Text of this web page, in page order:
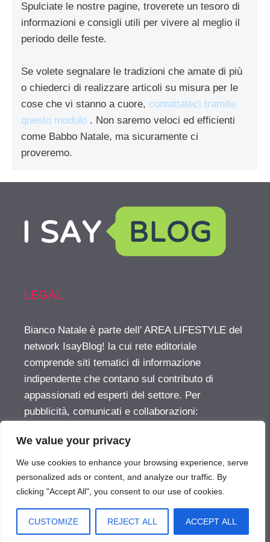
We value your privacy
We use cookies to enhance your browsing experience, serve
personalized ads or content, and analyze our traffic. By
clicking "Accept All", you consent to our use of cookies.
CUSTOMIZE REJECT ALL ACCEPT ALL
Spulciate le nostre pagine, troverete un tesoro di
informazioni e consigli utili per vivere al meglio il
periodo delle feste.
Se volete segnalare le tradizioni che amate di più
o chiederci di realizzare articoli su misura per le
cose che vi stanno a cuore, contattateci tramite
questo modulo . Non saremo veloci ed efficienti
come Babbo Natale, ma sicuramente ci
proveremo.
LEGAL
Bianco Natale è parte dell' AREA LIFESTYLE del
network IsayBlog! la cui rete editoriale
comprende siti tematici di informazione
indipendente che contano sul contributo di
appassionati ed esperti del settore. Per
pubblicità, comunicati e collaborazioni:
LIFESTYLE AREA inside the IsayBlog! network
For advertising, press releases and other
opportunities:info@isayblog.com
BiancoNatale.com © 2026. All right reserverd.
Vuoi pubblicare sul nostro network?